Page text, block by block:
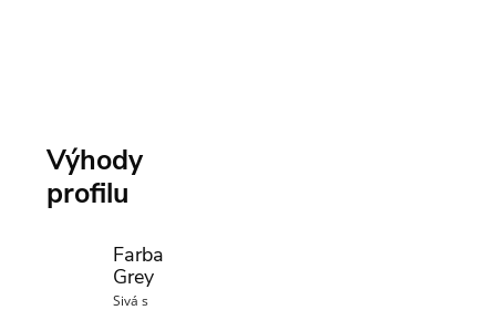
Výhody
profilu
Farba
Grey
Sivá s